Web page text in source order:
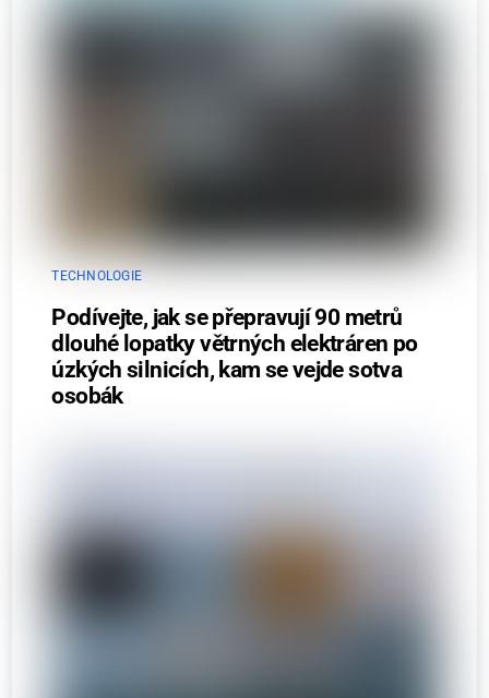
TECHNOLOGIE
Podívejte, jak se přepravují 90 metrů
dlouhé lopatky větrných elektráren po
úzkých silnicích, kam se vejde sotva
osobák